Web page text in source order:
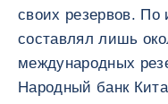
своих резервов. По
составлял лишь
международных
Народный банк